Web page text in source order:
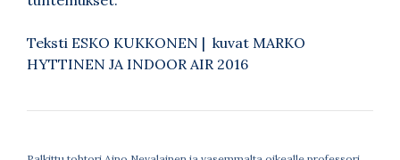
Teksti ESKO KUKKONEN | kuvat MARKO
HYTTINEN JA INDOOR AIR 2016